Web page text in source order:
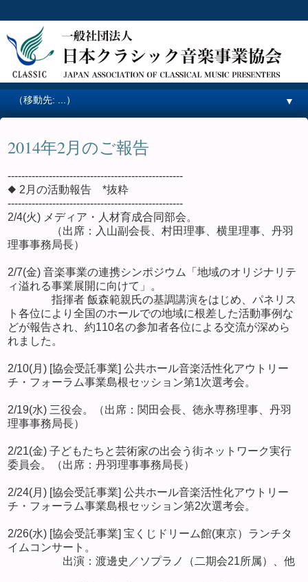
▼
2014年2月のご報告
---------------------------------------------------
◆ 2月の活動報告 *抜粋
---------------------------------------------------
2/4(火) メディア・人材育成合同部会。
（出席：入山副会長、村田理事、横里理事、丹羽
理事事務局長）
2/7(金) 音楽事業の連携シンポジウム「地域のオリジナリテ
ィ溢れる事業展開に向けて」。
指揮者 飯森範親氏の基調講演をはじめ、パネリス
ト各位により全国のホールでの地域に根差した活動事例な
どが報告され、約110名の参加者各位による交流が深めら
れました。
2/10(月) [協会受託事業] 公共ホール音楽活性化アウトリー
チ・フォーラム事業島根セッション第1次選考会。
2/19(水) 三役会。（出席：関田会長、徳永専務理事、丹羽
理事事務局長）
2/21(金) 子どもたちと芸術家の出会う街ネットワーク実行
委員会。（出席：丹羽理事事務局長）
2/24(月) [協会受託事業] 公共ホール音楽活性化アウトリー
チ・フォーラム事業島根セッション第2次選考会。
2/26(水) [協会受託事業] 宝くじドリーム館(東京）ランチタ
イムコンサート。
出演：渡邊史／ソプラノ（二期会21所属）、他